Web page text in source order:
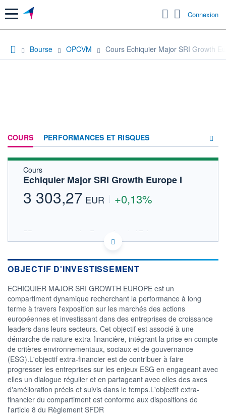
Menu Connexion
Bourse OPCVM Cours Echiquier Major SRI Growth
COURS PERFORMANCES ET RISQUES
FORUM
Cours
Echiquier Major SRI Growth Europe I
3 303,27 EUR +0,13%
FR0011188275 - La Financière de l'Echiquier
OPCVM DERNIER COURS CONNU AU 06/08/2026
03/12 02/04 05/08
Actions Europe Gdes Cap.
Croissance
FONDS PARTENAIRES
TARIFS PRIVILÉGIÉS 0%
ÉLIGIBILITÉ
OBJECTIF D'INVESTISSEMENT
ECHIQUIER MAJOR SRI GROWTH EUROPE est un
compartiment dynamique recherchant la performance à long
terme à travers l'exposition sur les marchés des actions
européennes et investissant dans des entreprises de croissance
leaders dans leurs secteurs. Cet objectif est associé à une
démarche de nature extra-financière, intégrant la prise en compte
de critères environnementaux, sociaux et de gouvernance
(ESG).L'objectif extra-financier est de contribuer à faire
progresser les entreprises sur les enjeux ESG en engageant avec
elles un dialogue régulier et en partageant avec elles des axes
d'amélioration précis et suivis dans le temps.L'objectif extra-
financier du compartiment est conforme aux dispositions de
l'article 8 du Règlement SFDR